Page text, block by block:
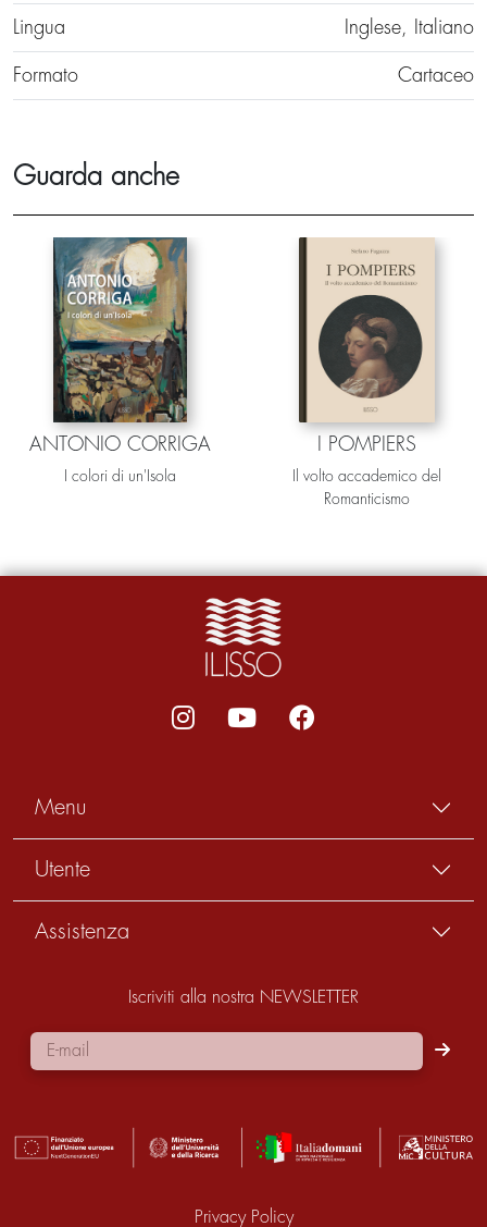
Lingua Inglese, Italiano
Formato Cartaceo
Guarda anche
ANTONIO CORRIGA
I colori di un'Isola
I POMPIERS
Il volto accademico del
Romanticismo
Menu
Utente
Assistenza
Iscriviti alla nostra NEWSLETTER
Privacy Policy